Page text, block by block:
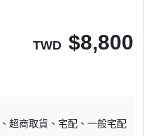
TWD $8,800
超商取貨 宅配
一般宅配